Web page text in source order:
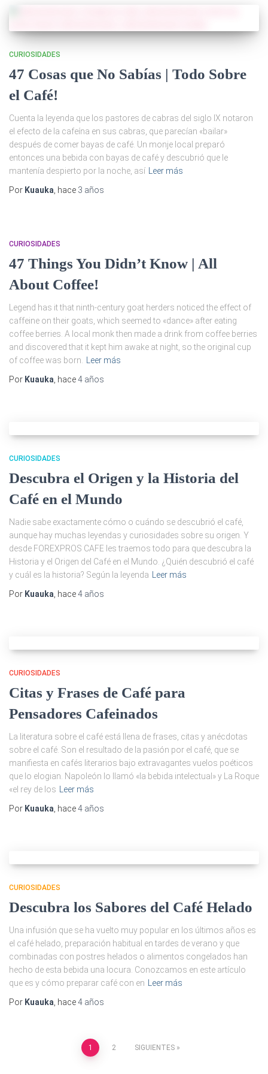
CURIOSIDADES
47 Cosas que No Sabías | Todo Sobre
el Café!
Cuenta la leyenda que los pastores de cabras del siglo IX notaron
el efecto de la cafeína en sus cabras, que parecían «bailar»
después de comer bayas de café. Un monje local preparó
entonces una bebida con bayas de café y descubrió que le
mantenía despierto por la noche, así Leer más
Por Kuauka, hace 3 años
CURIOSIDADES
47 Things You Didn’t Know | All
About Coffee!
Legend has it that ninth-century goat herders noticed the effect of
caffeine on their goats, which seemed to «dance» after eating
coffee berries. A local monk then made a drink from coffee berries
and discovered that it kept him awake at night, so the original cup
of coffee was born. Leer más
Por Kuauka, hace4 años
CURIOSIDADES
Descubra el Origen y la Historia del
Café en el Mundo
Nadie sabe exactamente cómo o cuándo se descubrió el café,
aunque hay muchas leyendas y curiosidades sobre su origen. Y
desde FOREXPROS CAFE les traemos todo para que descubra la
Historia y el Origen del Café en el Mundo. ¿Quién descubrió el café
y cuál es la historia? Según la leyenda Leer más
Por Kuauka, hace4 años
CURIOSIDADES
Citas y Frases de Café para
Pensadores Cafeinados
La literatura sobre el café está llena de frases, citas y anécdotas
sobre el café. Son el resultado de la pasión por el café, que se
manifiesta en cafés literarios bajo extravagantes vuelos poéticos
que lo elogian. Napoleón lo llamó «la bebida intelectual» y La Roque
«el rey de los Leer más
Por Kuauka, hace4 años
CURIOSIDADES
Descubra los Sabores del Café Helado
Una infusión que se ha vuelto muy popular en los últimos años es
el café helado, preparación habitual en tardes de verano y que
combinadas con postres helados o alimentos congelados han
hecho de esta bebida una locura. Conozcamos en este artículo
que es y cómo preparar café con en Leer más
Por Kuauka, hace4 años
1 2 SIGUIENTES